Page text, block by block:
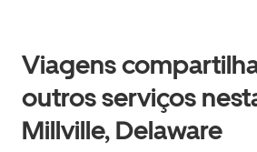
Viagens
outros serviços
Millville, Delaware